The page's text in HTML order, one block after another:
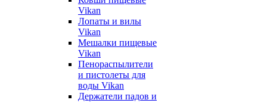
Vikan
Лопаты и вилы
Vikan
Мешалки пищевые
Vikan
Пенораспылители
и пистолеты для
воды Vikan
Держатели падов и